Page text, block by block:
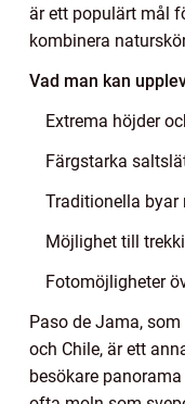
är ett populärt mål
kombinera
Vad man kan
Extrema höjder
Färgstarka
Traditionella byar
Möjlighet till
Fotomöjligheter
Paso de Jama,
och Chile, är ett
besökare